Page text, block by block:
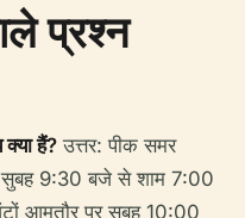
प्रश्न
हैं? उत्तर: पीक समर
सुबह 9:30 बजे से शाम 7:00
आमतौर पर सुबह 10:00